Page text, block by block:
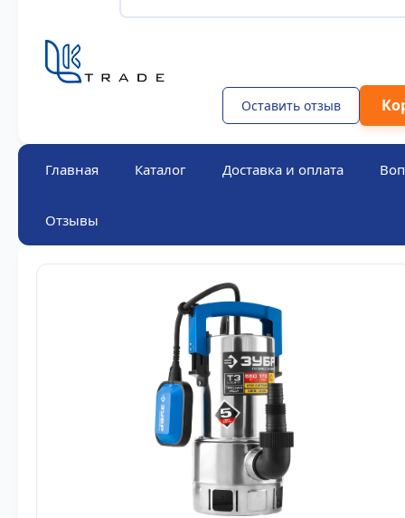
Оставить отзыв
Главная Каталог Доставка и оплата
Отзывы